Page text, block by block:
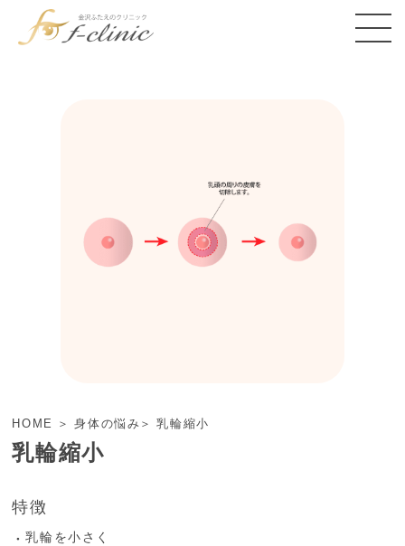
HOME 身体の悩み 乳輪縮小
乳輪縮小
特徴
乳輪を小さく